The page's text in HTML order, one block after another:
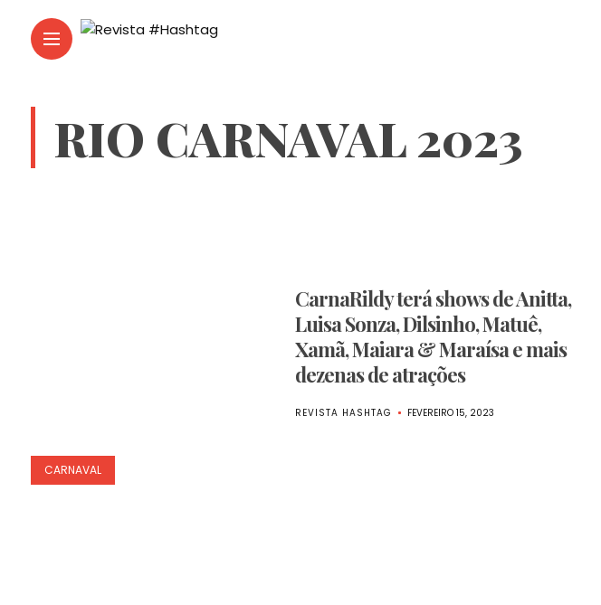
RIO CARNAVAL 2023
CARNAVAL
CarnaRildy terá shows de Anitta,
Luisa Sonza, Dilsinho, Matuê,
Xamã, Maiara & Maraísa e mais
dezenas de atrações
REVISTA HASHTAG FEVEREIRO 15, 2023